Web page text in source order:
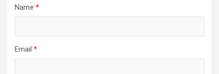
Name *
Email *